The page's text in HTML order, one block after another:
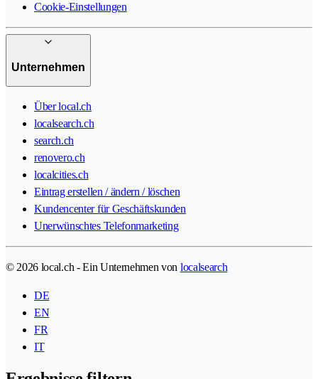
Cookie-Einstellungen
Unternehmen
Über local.ch
localsearch.ch
search.ch
renovero.ch
localcities.ch
Eintrag erstellen / ändern / löschen
Kundencenter für Geschäftskunden
Unerwünschtes Telefonmarketing
© 2026 local.ch - Ein Unternehmen von localsearch
DE
EN
FR
IT